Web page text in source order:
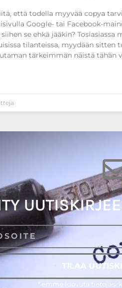
että todella myyvää copya
Google- tai Facebook-
se ehkä jääkin?
tilanteissa, myydään
tärkeimmän näistä tähän
TILAA
* emme luovuta tietojasi